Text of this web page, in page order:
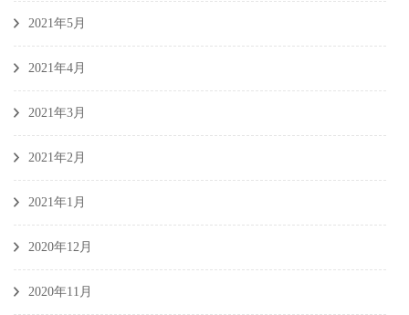
2021年5月
2021年4月
2021年3月
2021年2月
2021年1月
2020年12月
2020年11月